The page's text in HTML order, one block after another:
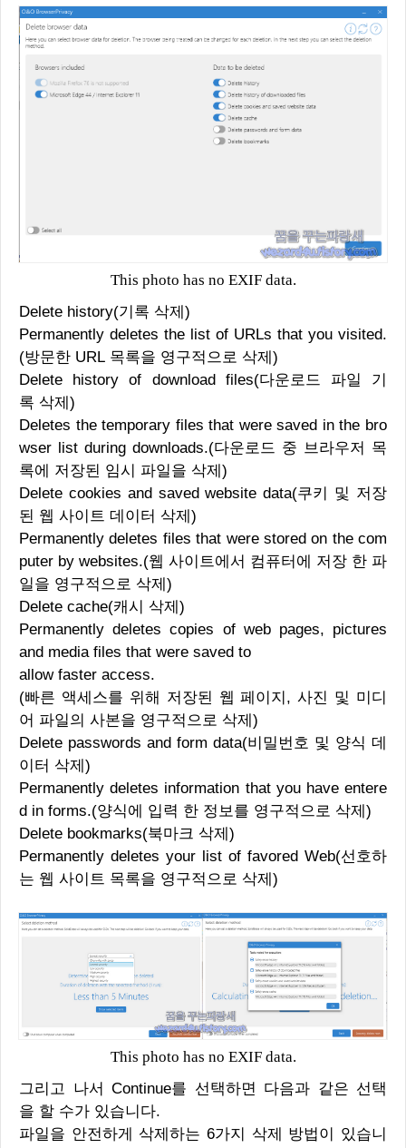
This photo has no EXIF data.
Delete history(기록 삭제)
Permanently deletes the list of URLs that you visited.
(방문한 URL 목록을 영구적으로 삭제)
Delete history of download files(다운로드 파일 기
록 삭제)
Deletes the temporary files that were saved in the bro
wser list during downloads.(다운로드 중 브라우저 목
록에 저장된 임시 파일을 삭제)
Delete cookies and saved website data(쿠키 및 저장
된 웹 사이트 데이터 삭제)
Permanently deletes files that were stored on the com
puter by websites.(웹 사이트에서 컴퓨터에 저장 한 파
일을 영구적으로 삭제)
Delete cache(캐시 삭제)
Permanently deletes copies of web pages, pictures
and media files that were saved to
allow faster access.
(빠른 액세스를 위해 저장된 웹 페이지, 사진 및 미디
어 파일의 사본을 영구적으로 삭제)
Delete passwords and form data(비밀번호 및 양식 데
이터 삭제)
Permanently deletes information that you have entere
d in forms.(양식에 입력 한 정보를 영구적으로 삭제)
Delete bookmarks(북마크 삭제)
Permanently deletes your list of favored Web(선호하
는 웹 사이트 목록을 영구적으로 삭제)
This photo has no EXIF data.
그리고 나서 Continue를 선택하면 다음과 같은 선택
을 할 수가 있습니다.
파일을 안전하게 삭제하는 6가지 삭제 방법이 있습니